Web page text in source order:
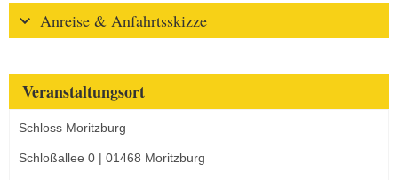
Anreise & Anfahrtsskizze
Veranstaltungsort
Schloss Moritzburg
Schloßallee 0 | 01468 Moritzburg